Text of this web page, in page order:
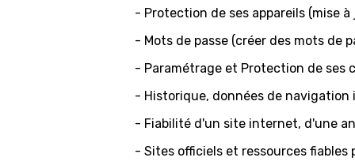
- Protection de ses appareils (mise
- Mots de passe (créer des mots de
- Paramétrage et Protection de ses
- Historique, données de navigation
- Fiabilité d'un site internet, d'une
- Sites officiels et ressources